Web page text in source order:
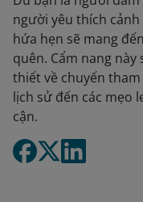
người yêu thích
hứa hẹn sẽ mang
quên. Cẩm nang
thiết về chuyến
lịch sử đến các mẹo
cận.